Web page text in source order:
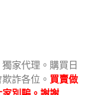
家代理。購買日
詐各位。 買賣做